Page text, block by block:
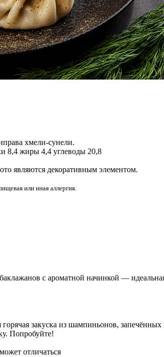
хмели-сунели.
8,4 жиры 4,4 углеводы 20,8
являются декоративным элементом.
или иная аллергия.
с ароматной начинкой —
закуска из шампиньонов,
Попробуйте!
отличаться